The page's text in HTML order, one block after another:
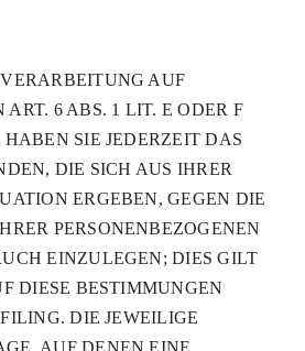
AUF
6 ABS. 1 LIT. E ODER F
SIE JEDERZEIT DAS
DIE SICH AUS IHRER
ERGEBEN, GEGEN DIE
PERSONENBEZOGENEN
EINZULEGEN; DIES GILT
DIESE BESTIMMUNGEN
DIE JEWEILIGE